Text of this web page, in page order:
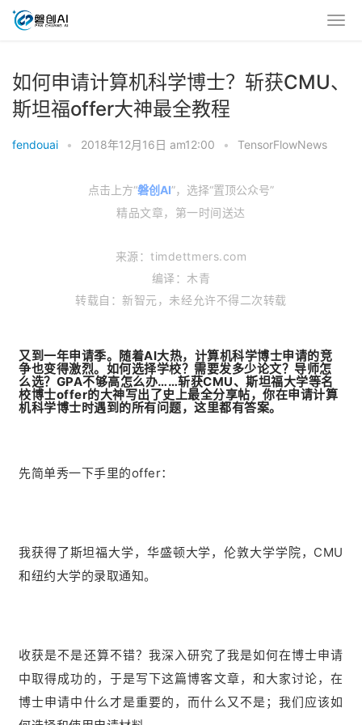
如何申请计算机科学博士？斩获CMU、
斯坦福offer大神最全教程
fendouai • 2018年12月16日 am12:00 • TensorFlowNews
点击上方“磐创AI”，选择“置顶公众号”
精品文章，第一时间送达
来源：timdettmers.com
编译：木青
转载自：新智元，未经允许不得二次转载
又到一年申请季。随着AI大热，计算机科学博士申请的竞
争也变得激烈。如何选择学校？需要发多少论文？导师怎
么选？GPA不够高怎么办……斩获CMU、斯坦福大学等名
校博士offer的大神写出了史上最全分享帖，你在申请计算
机科学博士时遇到的所有问题，这里都有答案。
先简单秀一下手里的offer：
我获得了斯坦福大学，华盛顿大学，伦敦大学学院，CMU
和纽约大学的录取通知。
收获是不是还算不错？我深入研究了我是如何在博士申请
中取得成功的，于是写下这篇博客文章，和大家讨论，在
博士申请中什么才是重要的，而什么又不是；我们应该如